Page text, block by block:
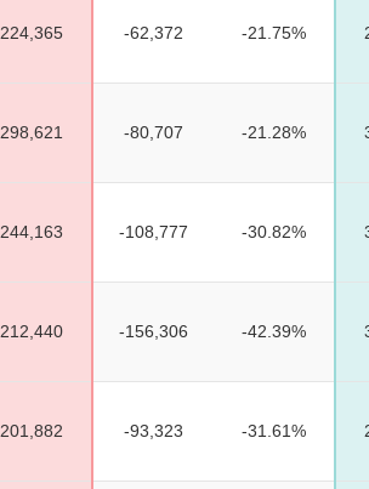
224,365 -62,372 -21.75%
298,621 -80,707 -21.28%
244,163 -108,777 -30.82%
212,440 -156,306 -42.39%
201,882 -93,323 -31.61%